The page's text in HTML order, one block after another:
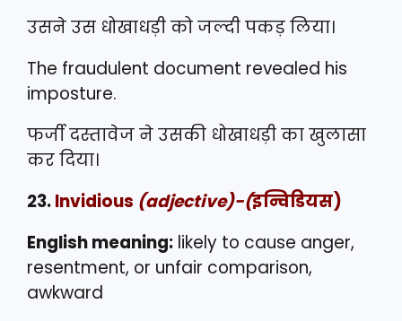
उसने उस धोखाधड़ी को जल्दी पकड़ लिया।
The fraudulent document revealed his
imposture.
फर्जी दस्तावेज ने उसकी धोखाधड़ी का खुलासा
कर दिया।
23.Invidious (adjective)-(इन्विडियस)
English meaning: likely to cause anger,
resentment, or unfair comparison,
awkward